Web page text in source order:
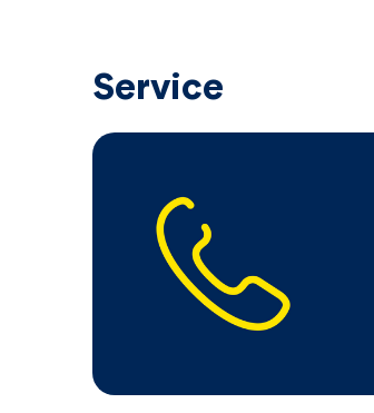
Service